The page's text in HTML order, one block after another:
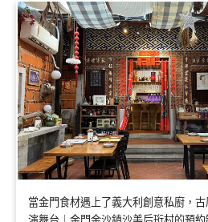
當金門食材遇上了義大利創意私廚，